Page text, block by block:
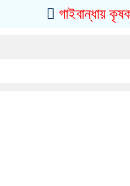
গাইবান্ধায় কৃষককে